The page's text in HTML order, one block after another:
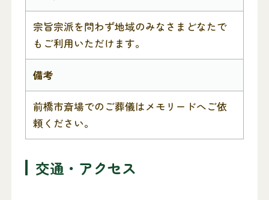
宗旨宗派を問わず地域のみなさまどなたで
もご利用いただけます。
備考
前橋市斎場でのご葬儀はメモリードへご依
頼ください。
交通・アクセス